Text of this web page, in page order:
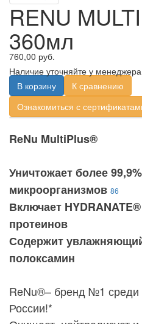
RENU
360мл
760,00 руб.
Наличие уточняйте у менеджера
В корзину
К сравнению
Ознакомиться с
ReNu MultiPlus®
Уничтожает более
микроорганизмов 86
Включает
протеинов
Содержит
полоксамин
ReNu®– бренд №1 среди
России!*